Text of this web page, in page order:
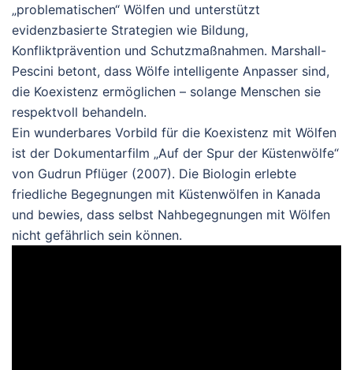
„problematischen“ Wölfen und unterstützt
evidenzbasierte Strategien wie Bildung,
Konfliktprävention und Schutzmaßnahmen. Marshall-
Pescini betont, dass Wölfe intelligente Anpasser sind,
die Koexistenz ermöglichen – solange Menschen sie
respektvoll behandeln.
Ein wunderbares Vorbild für die Koexistenz mit Wölfen
ist der Dokumentarfilm „Auf der Spur der Küstenwölfe“
von Gudrun Pflüger (2007). Die Biologin erlebte
friedliche Begegnungen mit Küstenwölfen in Kanada
und bewies, dass selbst Nahbegegnungen mit Wölfen
nicht gefährlich sein können.